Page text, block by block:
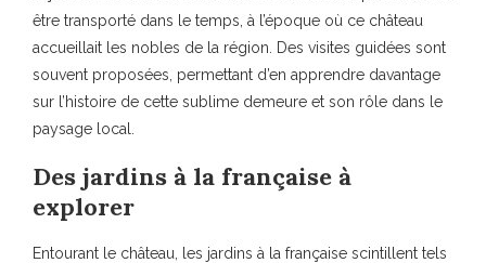
être transporté dans le temps, à l’époque où ce château
accueillait les nobles de la région. Des visites guidées sont
souvent proposées, permettant d’en apprendre davantage
sur l’histoire de cette sublime demeure et son rôle dans le
paysage local.
Des jardins à la française à
explorer
Entourant le château, les jardins à la française scintillent tels